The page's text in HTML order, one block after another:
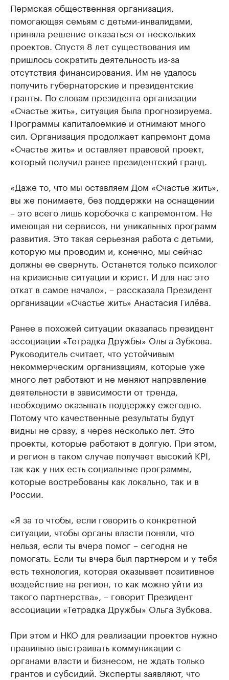
Пермская общественная организация,
помогающая семьям с детьми-инвалидами,
приняла решение отказаться от нескольких
проектов. Спустя 8 лет существования им
пришлось сократить деятельность из-за
отсутствия финансирования. Им не удалось
получить губернаторские и президентские
гранты. По словам президента организации
«Счастье жить», ситуация была прогнозируема.
Программы капиталоемкие и отнимают много
сил. Организация продолжает капремонт дома
«Счастье жить» и оставляет правовой проект,
который получил ранее президентский гранд.
«Даже то, что мы оставляем Дом «Счастье жить»,
вы же понимаете, без поддержки на оснащении
– это всего лишь коробочка с капремонтом. Не
имеющая ни сервисов, ни уникальных программ
развития. Это такая серьезная работа с детьми,
которую мы проводим и, конечно, мы сейчас
должны ее свернуть. Останется только психолог
на кризисные ситуации и юрист. И для нас это
откат в самое начало», – рассказала Президент
организации «Счастье жить» Анастасия Гилёва.
Ранее в похожей ситуации оказалась президент
ассоциации «Тетрадка Дружбы» Ольга Зубкова.
Руководитель считает, что устойчивым
некоммерческим организациям, которые уже
много лет работают и не меняют направление
деятельности в зависимости от тренда,
необходимо оказывать поддержку ежегодно.
Потому что качественные результаты будут
видны не сразу, а через несколько лет. Это
проекты, которые работают в долгую. При этом,
и регион в таком случае получает высокий KPI,
так как у них есть социальные программы,
которые востребованы как локально, так и в
России.
«Я за то чтобы, если говорить о конкретной
ситуации, чтобы органы власти поняли, что
нельзя, если ты вчера помог – сегодня не
помогать. Если ты вчера был партнером и у тебя
есть технология, которая оказывает позитивное
воздействие на регион, то как можно уйти из
такого партнерства», – говорит Президент
ассоциации «Тетрадка Дружбы» Ольга Зубкова.
При этом и НКО для реализации проектов нужно
правильно выстраивать коммуникации с
органами власти и бизнесом, не ждать только
грантов и субсидий. Эксперты заявляют, что